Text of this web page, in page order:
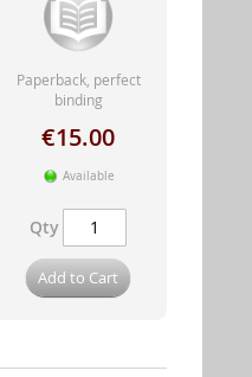
Paperback, perfect
binding
€15.00
Available
Qty
Add to Cart